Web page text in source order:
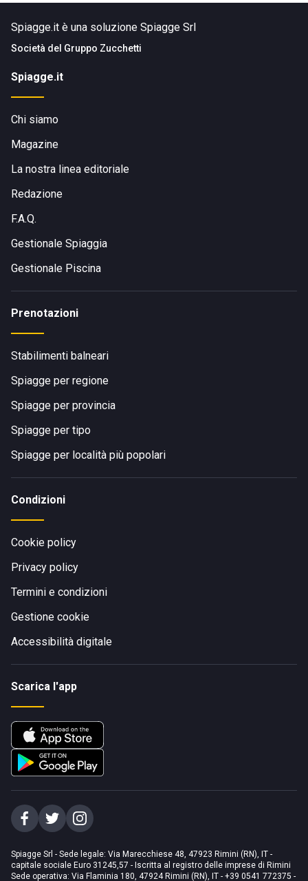
Spiagge.it è una soluzione Spiagge Srl
Società del Gruppo Zucchetti
Spiagge.it
Chi siamo
Magazine
La nostra linea editoriale
Redazione
F.A.Q.
Gestionale Spiaggia
Gestionale Piscina
Prenotazioni
Stabilimenti balneari
Spiagge per regione
Spiagge per provincia
Spiagge per tipo
Spiagge per località più popolari
Condizioni
Cookie policy
Privacy policy
Termini e condizioni
Gestione cookie
Accessibilità digitale
Scarica l'app
Spiagge Srl - Sede legale: Via Marecchiese 48, 47923 Rimini (RN), IT -
capitale sociale Euro 31245,57 - Iscritta al registro delle imprese di Rimini
Sede operativa: Via Flaminia 180, 47924 Rimini (RN), IT - +39 0541 772375 -